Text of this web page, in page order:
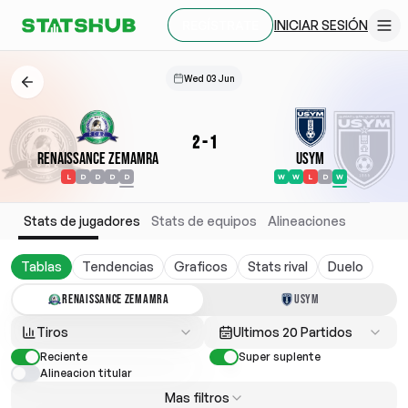
INICIAR SESIÓN
Wed 03 Jun
Renaissance Zemamra
L D D D D
2-1
USYM
W W L D W
Stats de jugadores Stats de equipos Alineaciones
Tablas Tendencias Graficos Stats rival Duelo
RENAISSANCE ZEMAMRA USYM
Tiros Ultimos 20 Partidos
Reciente
Super suplente
Alineacion titular
Mas filtros